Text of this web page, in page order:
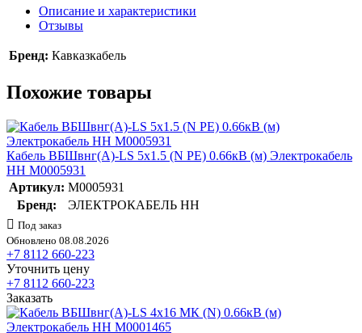
Описание и характеристики
Отзывы
Бренд: Кавказкабель
Похожие товары
Кабель ВБШвнг(А)-LS 5х1.5 (N PE) 0.66кВ (м) Электрокабель
НН M0005931
Артикул: M0005931
Бренд:
ЭЛЕКТРОКАБЕЛЬ НН
Под заказ
Обновлено 08.08.2026
+7 8112 660-223
Уточнить цену
+7 8112 660-223
Заказать